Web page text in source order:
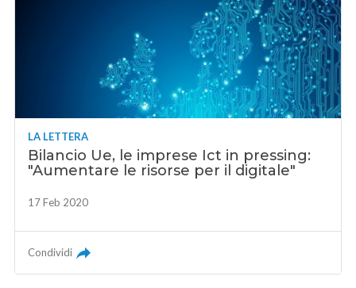
LA LETTERA
Bilancio Ue, le imprese Ict in pressing:
"Aumentare le risorse per il digitale"
17 Feb 2020
Condividi